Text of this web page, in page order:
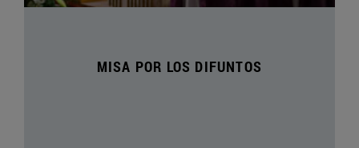
MISA POR LOS DIFUNTOS